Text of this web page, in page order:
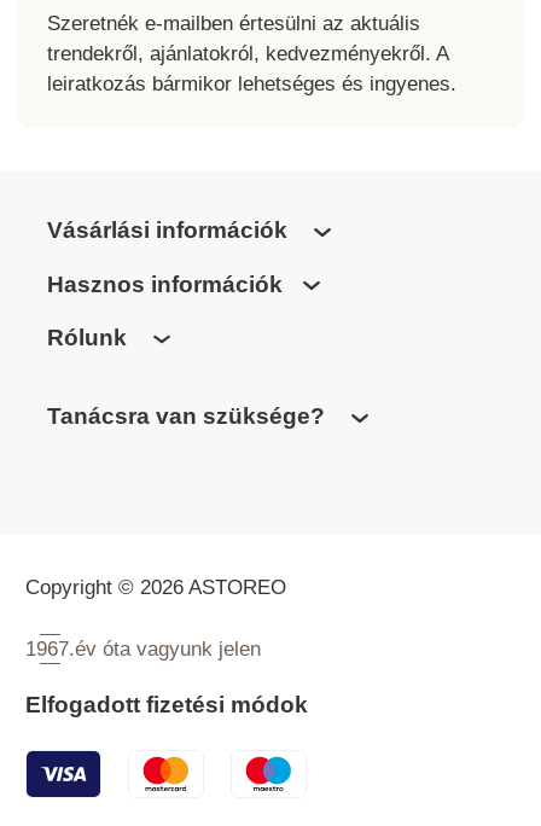
Szeretnék e-mailben értesülni az aktuális
trendekről, ajánlatokról, kedvezményekről. A
leiratkozás bármikor lehetséges és ingyenes.
Vásárlási információk
Hasznos információk
Rólunk
Tanácsra van szüksége?
Copyright © 2026 ASTOREO
1967.év óta vagyunk jelen
Elfogadott fizetési módok